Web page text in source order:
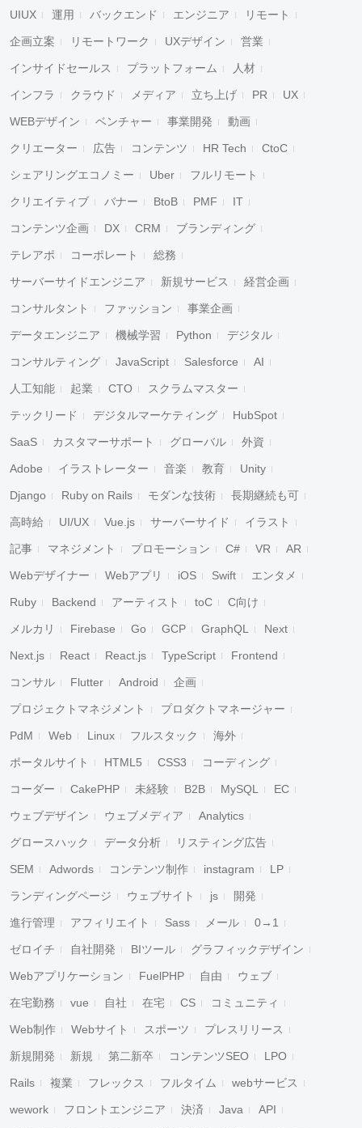
UIUX 運用 バックエンド エンジニア リモート
企画立案 リモートワーク UXデザイン 営業
インサイドセールス プラットフォーム 人材
インフラ クラウド メディア 立ち上げ PR UX
WEBデザイン ベンチャー 事業開発 動画
クリエーター 広告 コンテンツ HR Tech CtoC
シェアリングエコノミー Uber フルリモート
クリエイティブ バナー BtoB PMF IT
コンテンツ企画 DX CRM ブランディング
テレアポ コーポレート 総務
サーバーサイドエンジニア 新規サービス 経営企画
コンサルタント ファッション 事業企画
データエンジニア 機械学習 Python デジタル
コンサルティング JavaScript Salesforce AI
人工知能 起業 CTO スクラムマスター
テックリード デジタルマーケティング HubSpot
SaaS カスタマーサポート グローバル 外資
Adobe イラストレーター 音楽 教育 Unity
Django Ruby on Rails モダンな技術 長期継続も可
高時給 UI/UX Vue.js サーバーサイド イラスト
記事 マネジメント プロモーション C# VR AR
Webデザイナー Webアプリ iOS Swift エンタメ
Ruby Backend アーティスト toC C向け
メルカリ Firebase Go GCP GraphQL Next
Next.js React React.js TypeScript Frontend
コンサル Flutter Android 企画
プロジェクトマネジメント プロダクトマネージャー
PdM Web Linux フルスタック 海外
ポータルサイト HTML5 CSS3 コーディング
コーダー CakePHP 未経験 B2B MySQL EC
ウェブデザイン ウェブメディア Analytics
グロースハック データ分析 リスティング広告
SEM Adwords コンテンツ制作 instagram LP
ランディングページ ウェブサイト js 開発
進行管理 アフィリエイト Sass メール 0→1
ゼロイチ 自社開発 BIツール グラフィックデザイン
Webアプリケーション FuelPHP 自由 ウェブ
在宅勤務 vue 自社 在宅 CS コミュニティ
Web制作 Webサイト スポーツ プレスリリース
新規開発 新規 第二新卒 コンテンツSEO LPO
Rails 複業 フレックス フルタイム webサービス
wework フロントエンジニア 決済 Java API